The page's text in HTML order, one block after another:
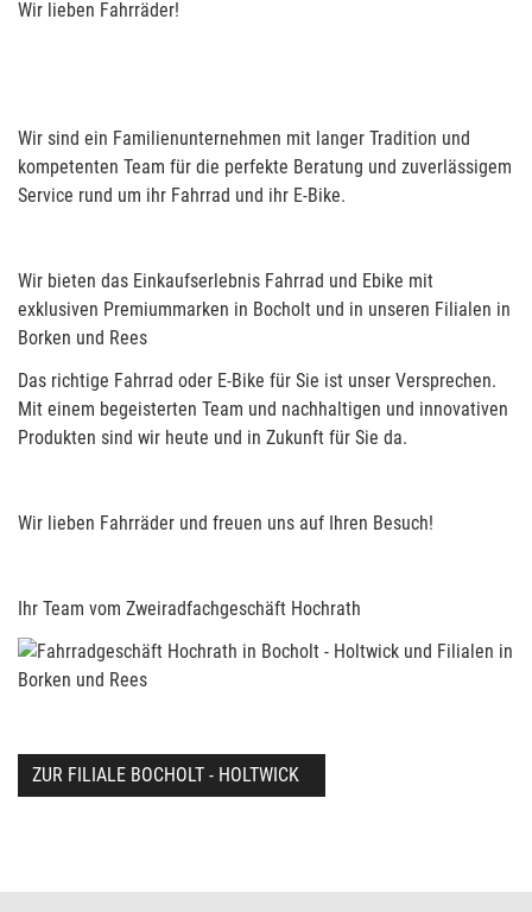
Wir lieben Fahrräder!
Wir sind ein Familienunternehmen mit langer Tradition und
kompetenten Team für die perfekte Beratung und zuverlässigem
Service rund um ihr Fahrrad und ihr E-Bike.
Wir bieten das Einkaufserlebnis Fahrrad und Ebike mit
exklusiven Premiummarken in Bocholt und in unseren Filialen in
Borken und Rees
Das richtige Fahrrad oder E-Bike für Sie ist unser Versprechen.
Mit einem begeisterten Team und nachhaltigen und innovativen
Produkten sind wir heute und in Zukunft für Sie da.
Wir lieben Fahrräder und freuen uns auf Ihren Besuch!
Ihr Team vom Zweiradfachgeschäft Hochrath
ZUR FILIALE BOCHOLT - HOLTWICK